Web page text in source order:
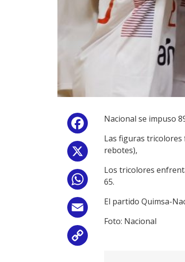
Facebook
WhatsApp
Nacional se impuso
Las figuras tricolores
rebotes),
Los tricolores
65.
El partido Quimsa-
Foto: Nacional